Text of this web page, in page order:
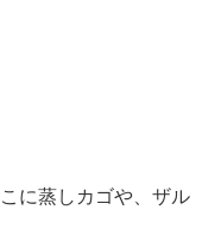
に蒸しカゴや、ザル